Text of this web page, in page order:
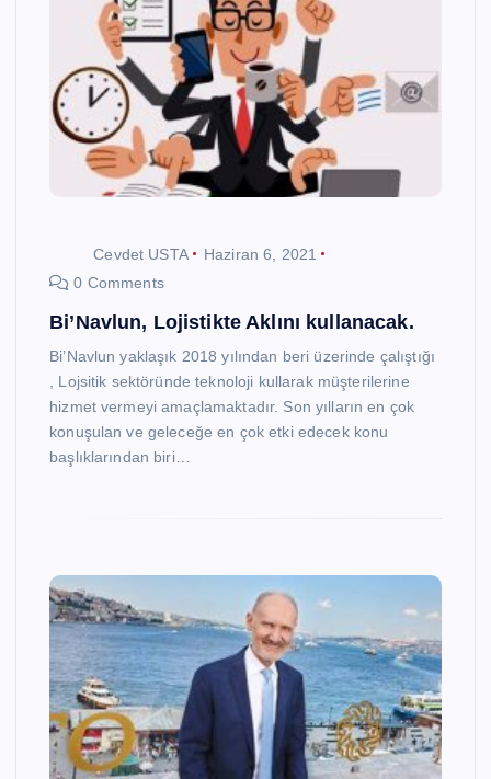
Cevdet USTA
Haziran 6, 2021
0 Comments
Bi’Navlun, Lojistikte Aklını kullanacak.
Bi’Navlun yaklaşık 2018 yılından beri üzerinde çalıştığı
, Lojsitik sektöründe teknoloji kullarak müşterilerine
hizmet vermeyi amaçlamaktadır. Son yılların en çok
konuşulan ve geleceğe en çok etki edecek konu
başlıklarından biri…